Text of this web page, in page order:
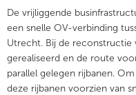
De vrijliggende
een snelle OV-verbinding
Utrecht. Bij de reconstructie
gerealiseerd en de route
parallel gelegen rijbanen.
deze rijbanen voorzien van